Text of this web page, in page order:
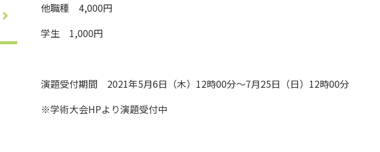
他職種 4,000円
学生 1,000円
演題受付期間 2021年5月6日（木）12時00分～7月25日（日）12時00分
※学術大会HPより演題受付中